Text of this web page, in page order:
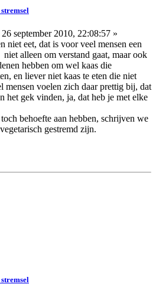
26 september 2010, 22:08:57 »
niet eet, dat is voor veel mensen een
alleen om verstand gaat, maar ook
hebben om wel kaas die
en liever niet kaas te eten die niet
mensen voelen zich daar prettig bij, dat
het gek vinden, ja, dat heb je met elke
behoefte aan hebben, schrijven we
gestremd zijn.